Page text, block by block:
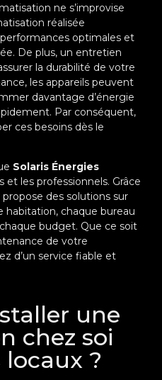
ne s’improvise
réalisée
optimales et
De plus, un entretien
la durabilité de votre
les appareils peuvent
davantage d’énergie
Par conséquent,
ces besoins dès le
Solaris Énergies
les professionnels. Grâce
propose des solutions sur
habitation, chaque bureau
budget. Que ce soit
de votre
d’un service fiable et
une
chez soi
locaux ?